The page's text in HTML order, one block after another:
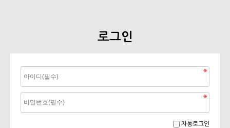
로그인
자동로그인